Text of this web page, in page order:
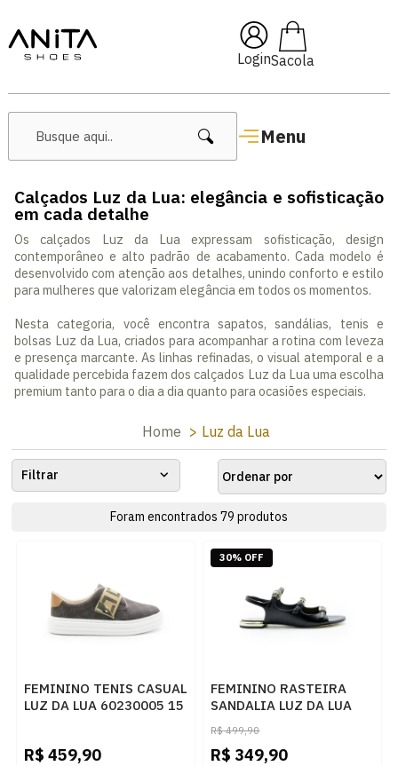
Login
Menu
Calçados Luz da Lua: elegância e sofisticação
em cada detalhe
Os calçados Luz da Lua expressam sofisticação, design
contemporâneo e alto padrão de acabamento. Cada modelo é
desenvolvido com atenção aos detalhes, unindo conforto e estilo
para mulheres que valorizam elegância em todos os momentos.
Nesta categoria, você encontra sapatos, sandálias, tenis e
bolsas Luz da Lua, criados para acompanhar a rotina com leveza
e presença marcante. As linhas refinadas, o visual atemporal e a
qualidade percebida fazem dos calçados Luz da Lua uma escolha
premium tanto para o dia a dia quanto para ocasiões especiais.
Home Luz da Lua
Filtrar
Foram encontrados 79 produtos
FEMININO TENIS CASUAL
LUZ DA LUA 60230005 15
R$ 459,90
FEMININO RASTEIRA
SANDALIA LUZ DA LUA
80270037 ATACAMA
PRETO
R$ 499,90
R$ 349,90
30% OFF